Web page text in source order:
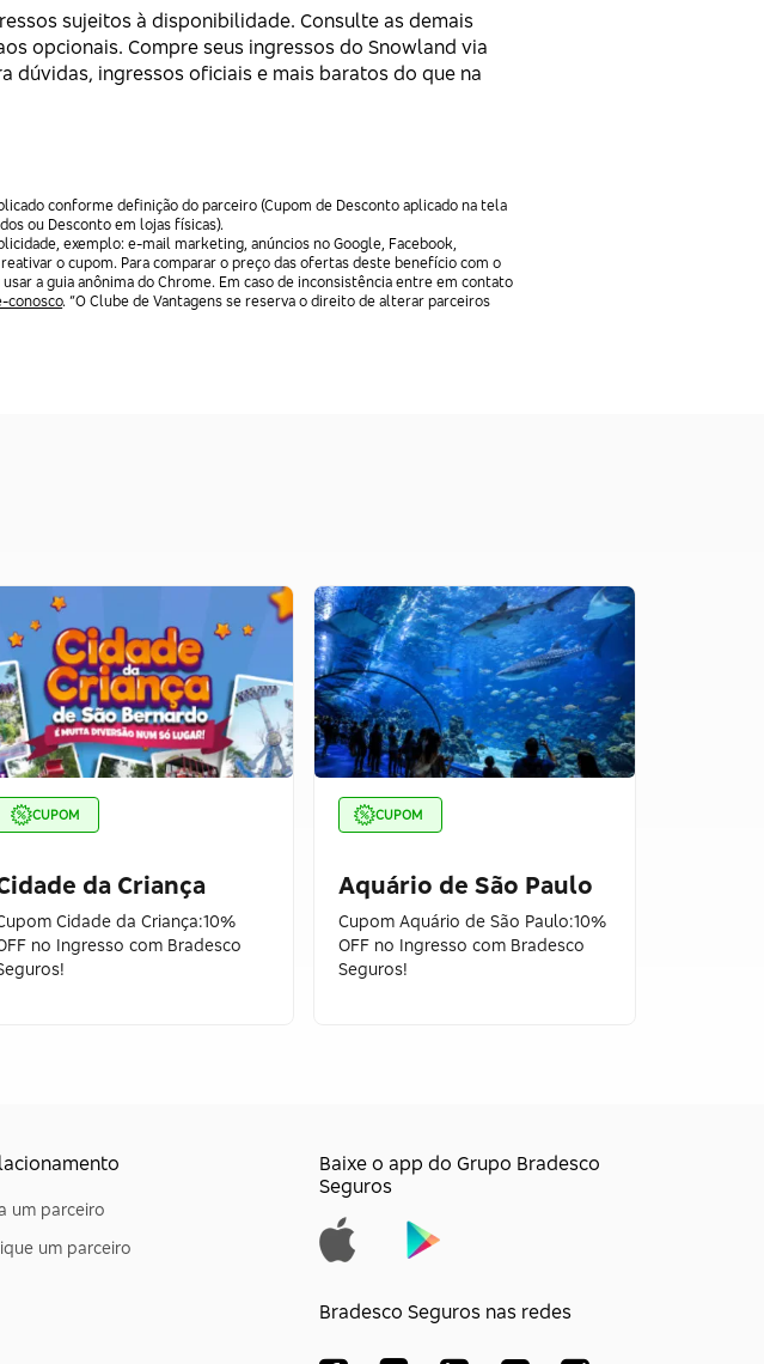
sujeitos à disponibilidade. Consulte as demais
opcionais. Compre seus ingressos do Snowland via
dúvidas, ingressos oficiais e mais baratos do que na
conforme definição do parceiro (Cupom de Desconto aplicado na tela
ou Desconto em lojas físicas).
exemplo: e-mail marketing, anúncios no Google, Facebook,
o cupom. Para comparar o preço das ofertas deste benefício com o
a guia anônima do Chrome. Em caso de inconsistência entre em contato
conosco. “O Clube de Vantagens se reserva o direito de alterar parceiros
CUPOM
da Criança
Cidade da Criança:10%
no Ingresso com Bradesco
CUPOM
Aquário de São Paulo
Cupom Aquário de São Paulo:10%
OFF no Ingresso com Bradesco
Seguros!
um parceiro
um parceiro
Baixe o app do Grupo Bradesco
Seguros
Bradesco Seguros nas redes